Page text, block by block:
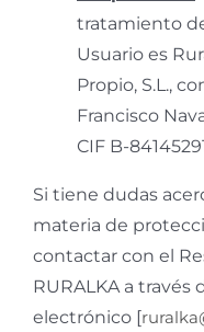
tratamiento
Usuario es
Propio, S.L.,
Francisco
CIF B-
Si tiene dudas
materia de
contactar con el
RURALKA a través
electrónico [